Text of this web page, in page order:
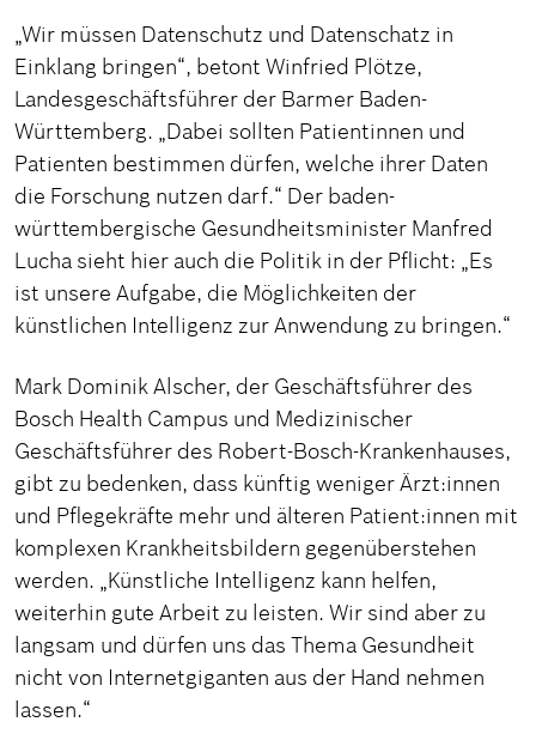
„Wir müssen Datenschutz und Datenschatz in
Einklang bringen“, betont Winfried Plötze,
Landesgeschäftsführer der Barmer Baden-
Württemberg. „Dabei sollten Patientinnen und
Patienten bestimmen dürfen, welche ihrer Daten
die Forschung nutzen darf.“ Der baden-
württembergische Gesundheitsminister Manfred
Lucha sieht hier auch die Politik in der Pflicht: „Es
ist unsere Aufgabe, die Möglichkeiten der
künstlichen Intelligenz zur Anwendung zu bringen.“
Mark Dominik Alscher, der Geschäftsführer des
Bosch Health Campus und Medizinischer
Geschäftsführer des Robert-Bosch-Krankenhauses,
gibt zu bedenken, dass künftig weniger Ärzt:innen
und Pflegekräfte mehr und älteren Patient:innen mit
komplexen Krankheitsbildern gegenüberstehen
werden. „Künstliche Intelligenz kann helfen,
weiterhin gute Arbeit zu leisten. Wir sind aber zu
langsam und dürfen uns das Thema Gesundheit
nicht von Internetgiganten aus der Hand nehmen
lassen.“